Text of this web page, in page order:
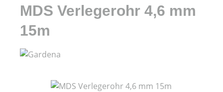
MDS Verlegerohr 4,6 mm
15m
Bildergalerie überspringen